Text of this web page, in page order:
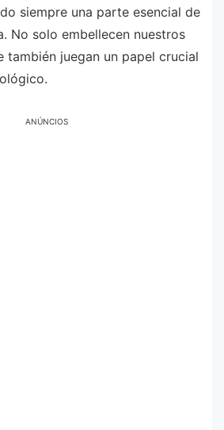
siempre una parte esencial de
No solo embellecen nuestros
también juegan un papel crucial
ANÚNCIOS